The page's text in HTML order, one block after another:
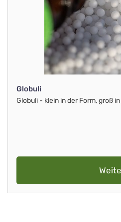
Globuli
Globuli - klein in der Form, groß